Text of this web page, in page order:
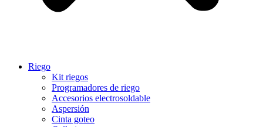
Riego
Kit riegos
Programadores de riego
Accesorios electrosoldable
Aspersión
Cinta goteo